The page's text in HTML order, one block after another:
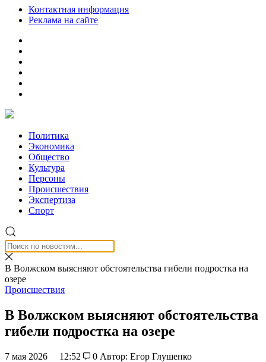
Контактная информация
Реклама на сайте
Политика
Экономика
Общество
Культура
Персоны
Происшествия
Экспертиза
Спорт
В Волжском выясняют обстоятельства гибели подростка на
озере
Происшествия
В Волжском выясняют обстоятельства
гибели подростка на озере
7 мая 2026 12:52 0 Автор: Егор Глушенко